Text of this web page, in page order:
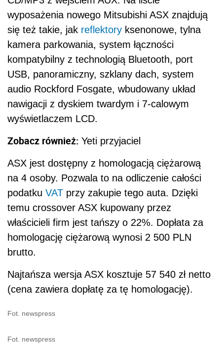
wyposażenia nowego Mitsubishi ASX znajdują
się też takie, jak reflektory ksenonowe, tylna
kamera parkowania, system łączności
kompatybilny z technologią Bluetooth, port
USB, panoramiczny, szklany dach, system
audio Rockford Fosgate, wbudowany układ
nawigacji z dyskiem twardym i 7-calowym
wyświetlaczem LCD.
Zobacz również: Yeti przyjaciel
ASX jest dostępny z homologacją ciężarową
na 4 osoby. Pozwala to na odliczenie całości
podatku VAT przy zakupie tego auta. Dzięki
temu crossover ASX kupowany przez
właścicieli firm jest tańszy o 22%. Dopłata za
homologację ciężarową wynosi 2 500 PLN
brutto.
Najtańsza wersja ASX kosztuje 57 540 zł netto
(cena zawiera dopłatę za tę homologację).
Fot. newspress
Fot. newspress